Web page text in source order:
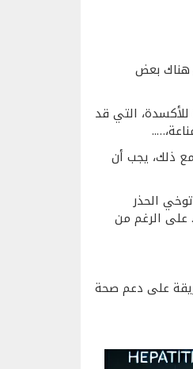
هناك بعض
التي قد
ذلك، يجب أن
الحذر
على الرغم من
على دعم صحة